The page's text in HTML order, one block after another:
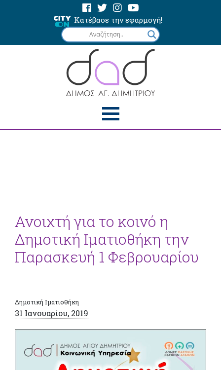
Κατέβασε την εφαρμογή!
Ανοιχτή για το κοινό η
Δημοτική Ιματιοθήκη την
Παρασκευή 1 Φεβρουαρίου
Δημοτική Ιματιοθήκη
31 Ιανουαρίου, 2019